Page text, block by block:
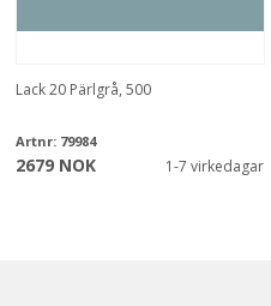
Lack 20 Pärlgrå, 500
Artnr: 79984
2679 NOK 1-7 virkedagar